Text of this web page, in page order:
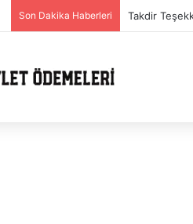
Son Dakika Haberleri Takdir